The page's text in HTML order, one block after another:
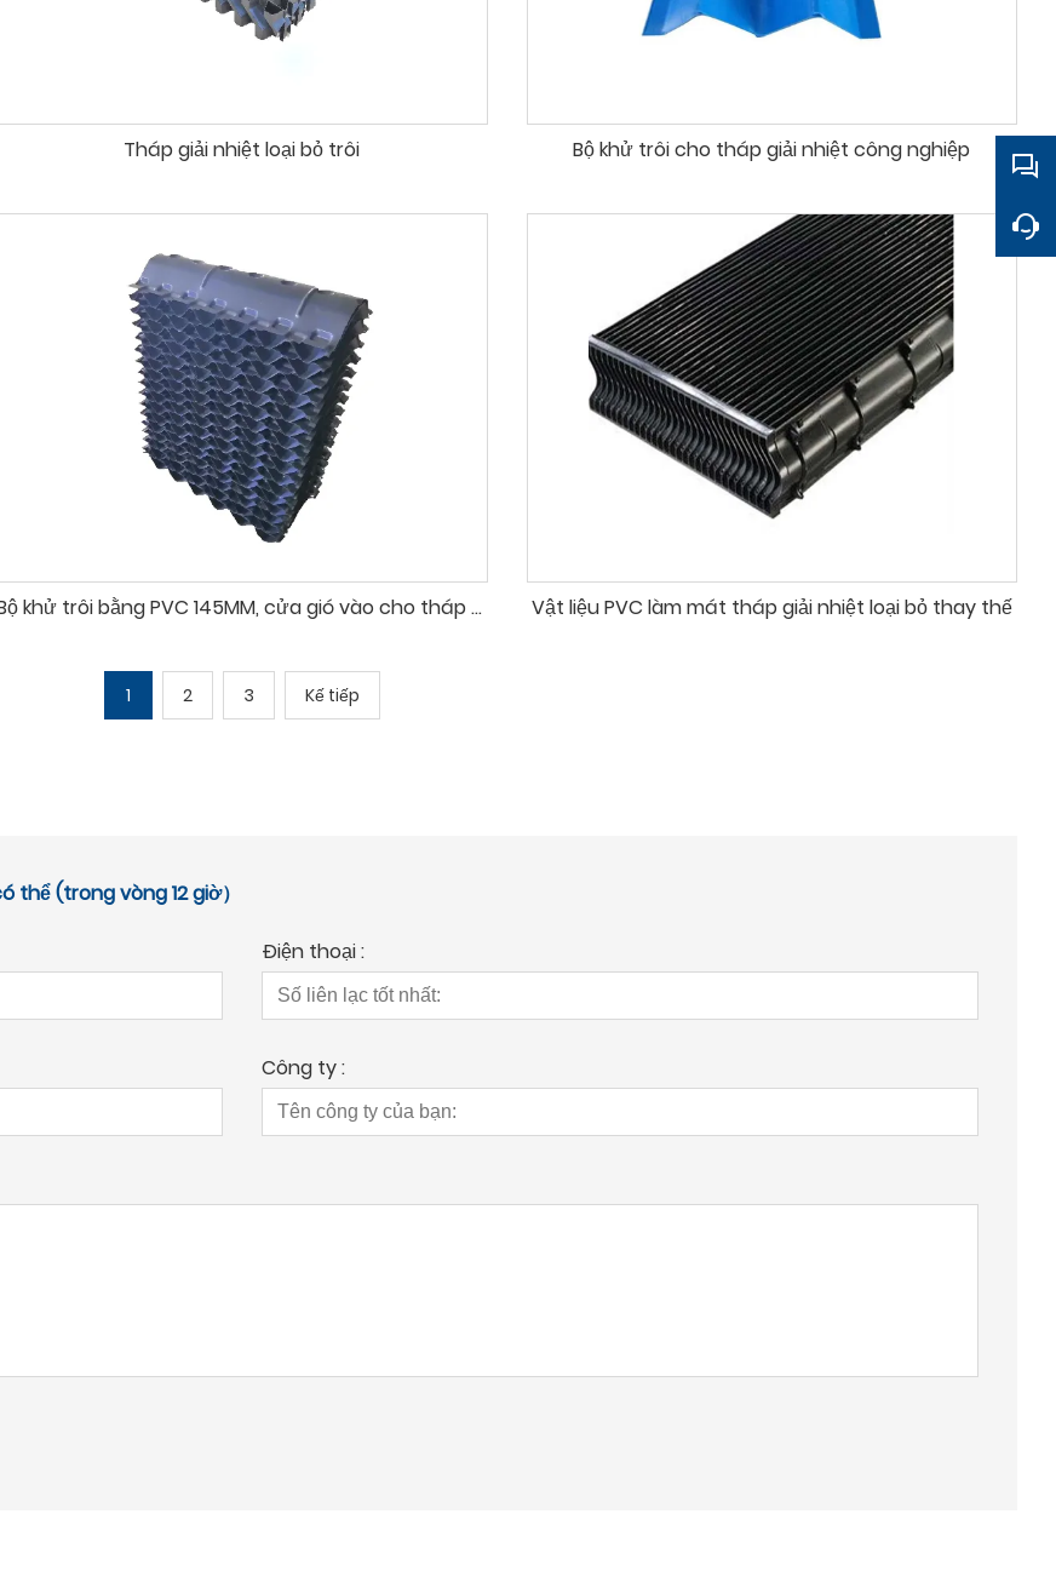
Tháp giải nhiệt loại bỏ trôi Bộ khử trôi cho tháp giải nhiệt công nghiệp
Bộ khử trôi bằng PVC 145MM, cửa gió vào cho tháp giải nhiệt dòng chảy chéo Vật liệu PVC làm mát tháp giải nhiệt loại bỏ thay thế
1 2 3 Kế tiếp
(trong vòng 12 giờ）
Điện thoại :
Công ty :